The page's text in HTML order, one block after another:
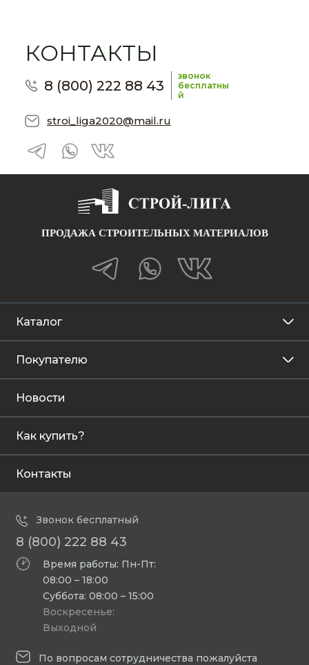
КОНТАКТЫ
8 (800) 222 88 43
звонок
бесплатны
й
stroi_liga2020@mail.ru
ПРОДАЖА СТРОИТЕЛЬНЫХ МАТЕРИАЛОВ
Каталог
Покупателю
Новости
Как купить?
Контакты
Звонок бесплатный
8 (800) 222 88 43
Время работы: Пн-Пт:
08:00 – 18:00
Суббота: 08:00 – 15:00
Воскресенье:
Выходной
По вопросам сотрудничества пожалуйста